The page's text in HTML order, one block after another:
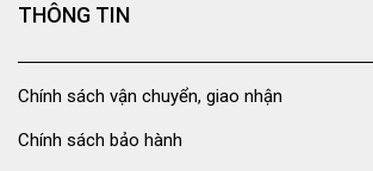
THÔNG TIN
Chính sách vận chuyển, giao nhận
Chính sách bảo hành